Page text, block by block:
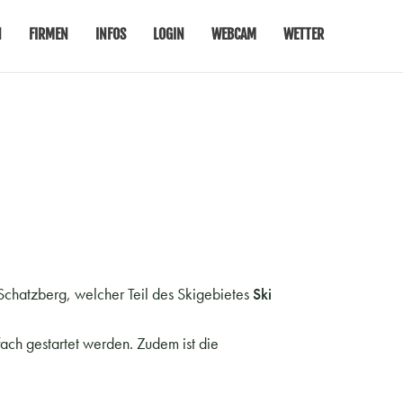
FIRMEN INFOS LOGIN WEBCAM WETTER
welcher Teil des SkigebietesSki
gestartet werden. Zudem ist die